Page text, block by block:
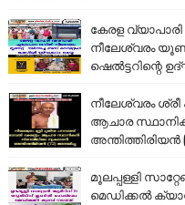
കേരള
നീലേശ്വരം
ഷെൽട്ടറിന്റെ
നീലേശ്വരം
ആചാര
അന്തിത്തിരിയൻ
മൂലപ്പള്ളി
മെഡിക്കൽ